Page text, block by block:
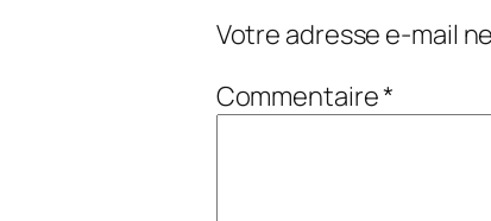
Votre adresse e-mail
Commentaire*